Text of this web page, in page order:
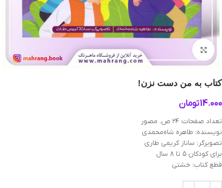
بزرگنمایی تصویر
کتاب به من دست نزن!
14.000تومان
تعداد صفحات: ۲۴ ص. مصور
نویسنده: طاهره شاه‌محمدی
تصویرگر: ساناز کریمی طاری
برای کودکان ۵ تا ۸ سال
قطع کتاب: خشتی